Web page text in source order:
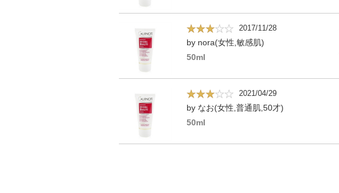
2017/11/28
by nora(女性,敏感肌)
50ml
2021/04/29
by なお(女性,普通肌,50才)
50ml